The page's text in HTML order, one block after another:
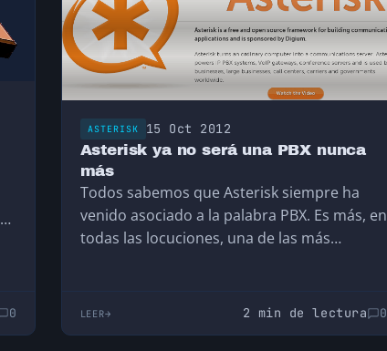
0
ASTERISK 15 Oct 2012
Asterisk ya no será una PBX nunca
más
Todos sabemos que Asterisk siempre ha
venido asociado a la palabra PBX. Es más, en
todas las locuciones, una de las más…
LEER 2 min de lectura 0